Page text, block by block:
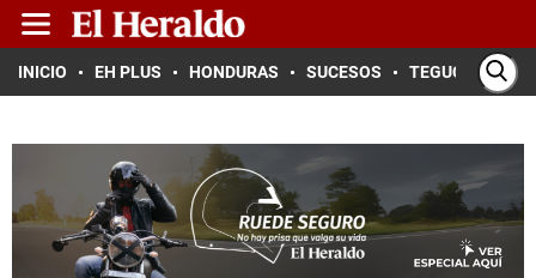
INICIO EH PLUS HONDURAS SUCESOS TEGUCIGALPA